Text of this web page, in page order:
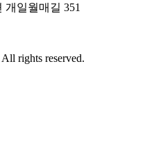
개일월매길 351
rights reserved.